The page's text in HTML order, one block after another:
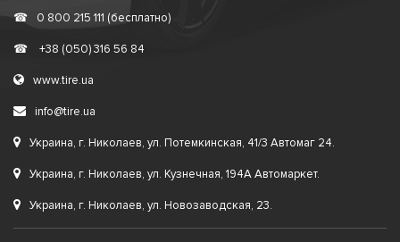
☎ 0 800 215 111 (бесплатно)
☎ +38 (050) 316 56 84
www.tire.ua
info@tire.ua
Украина, г. Николаев, ул. Потемкинская, 41/3 Автомаг 24.
Украина, г. Николаев, ул. Кузнечная, 194А Автомаркет.
Украина, г. Николаев, ул. Новозаводская, 23.